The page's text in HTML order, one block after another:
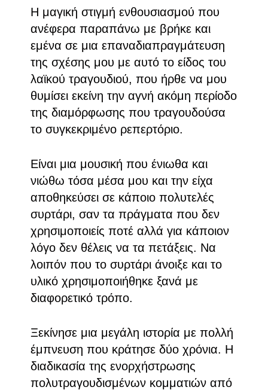
Η μαγική στιγμή ενθουσιασμού που
ανέφερα παραπάνω με βρήκε και
εμένα σε μια επαναδιαπραγμάτευση
της σχέσης μου με αυτό το είδος του
λαϊκού τραγουδιού, που ήρθε να μου
θυμίσει εκείνη την αγνή ακόμη περίοδο
της διαμόρφωσης που τραγουδούσα
το συγκεκριμένο ρεπερτόριο.
Είναι μια μουσική που ένιωθα και
νιώθω τόσα μέσα μου και την είχα
αποθηκεύσει σε κάποιο πολυτελές
συρτάρι, σαν τα πράγματα που δεν
χρησιμοποιείς ποτέ αλλά για κάποιον
λόγο δεν θέλεις να τα πετάξεις. Να
λοιπόν που το συρτάρι άνοιξε και το
υλικό χρησιμοποιήθηκε ξανά με
διαφορετικό τρόπο.
Ξεκίνησε μια μεγάλη ιστορία με πολλή
έμπνευση που κράτησε δύο χρόνια. Η
διαδικασία της ενορχήστρωσης
πολυτραγουδισμένων κομματιών από